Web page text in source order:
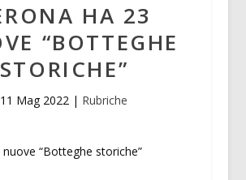
HA 23
“BOTTEGHE
STORICHE”
11 Mag 2022 | Rubriche